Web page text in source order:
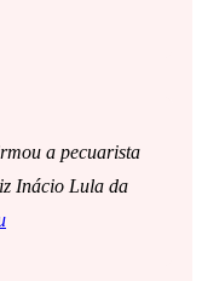
a pecuarista
Inácio Lula da